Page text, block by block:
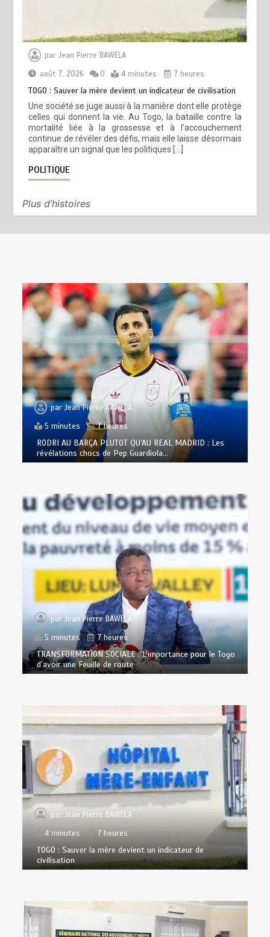
parJean Pierre BAWELA
août 7, 2026
0 4 minutes 7 heures
TOGO : Sauver la mère devient un indicateur de civilisation
Une société se juge aussi à la manière dont elle protège
celles qui donnent la vie. Au Togo, la bataille contre la
mortalité liée à la grossesse et à l’accouchement
continue de révéler des défis, mais elle laisse désormais
apparaître un signal que les politiques […]
POLITIQUE
Plus d’histoires
parJean Pierre BAWELA
5 minutes
7 heures
RODRI AU BARÇA PLUTOT QU’AU REAL MADRID : Les
révélations chocs de Pep Guardiola…
parJean Pierre BAWELA
5 minutes
7 heures
TRANSFORMATION SOCIALE : L’importance pour le Togo
d’avoir une Feuille de route
parJean Pierre BAWELA
4 minutes
7 heures
TOGO : Sauver la mère devient un indicateur de
civilisation